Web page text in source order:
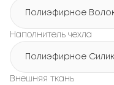
Полиэфирное
Наполнитель чехла
Полиэфирное
Внешняя ткань